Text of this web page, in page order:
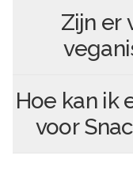
Zijn er
Hoe kan ik
voor